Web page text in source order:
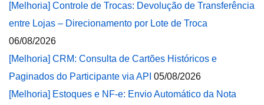
[Melhoria] Controle de Trocas: Devolução de Transferência
entre Lojas – Direcionamento por Lote de Troca
06/08/2026
[Melhoria] CRM: Consulta de Cartões Históricos e
Paginados do Participante via API 05/08/2026
[Melhoria] Estoques e NF-e: Envio Automático da Nota